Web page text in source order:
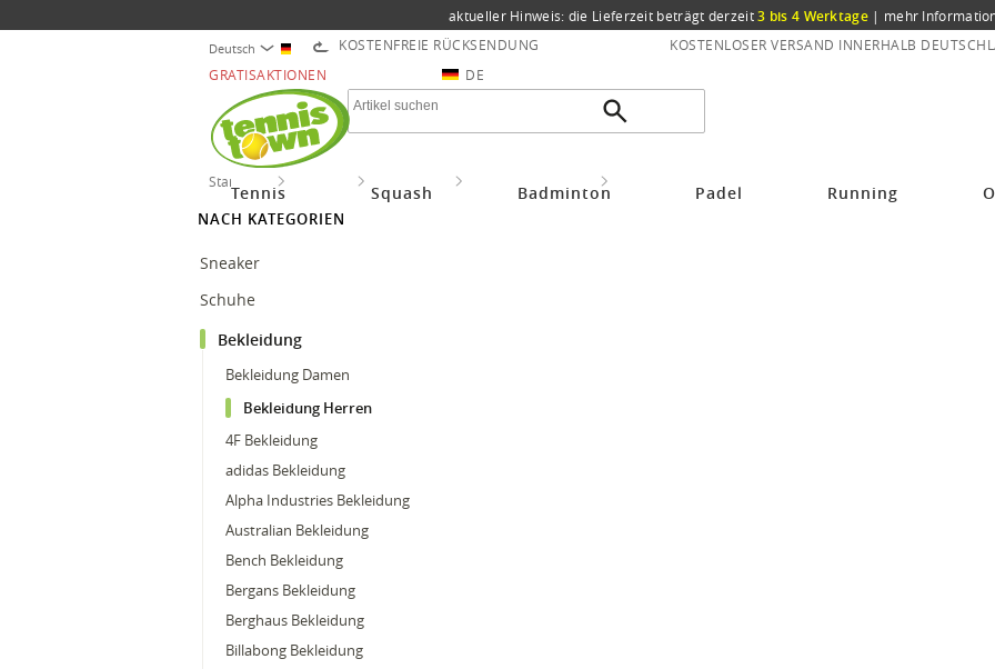
aktueller Hinweis: die Lieferzeit beträgt derzeit3 bis 4 Werktage | mehr
Deutsch KOSTENFREIE RÜCKSENDUNG
KOSTENLOSER VERSAND INNERHALB
GRATISAKTIONEN
DE
Tennis Squash Badminton Padel Running
Startseite
NACH KATEGORIEN
Sneaker
Schuhe
Bekleidung
Bekleidung Damen
Bekleidung Herren
4F Bekleidung
adidas Bekleidung
Alpha Industries Bekleidung
Australian Bekleidung
Bench Bekleidung
Bergans Bekleidung
Berghaus Bekleidung
Billabong Bekleidung